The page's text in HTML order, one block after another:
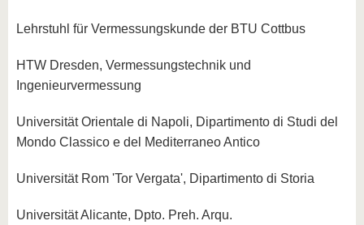
Lehrstuhl für Vermessungskunde der BTU Cottbus
HTW Dresden, Vermessungstechnik und
Ingenieurvermessung
Universität Orientale di Napoli, Dipartimento di Studi del
Mondo Classico e del Mediterraneo Antico
Universität Rom 'Tor Vergata', Dipartimento di Storia
Universität Alicante, Dpto. Preh. Arqu.